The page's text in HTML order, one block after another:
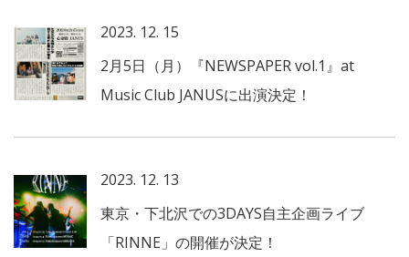
2023. 12. 15
2月5日（月）『NEWSPAPER vol.1』at
Music Club JANUSに出演決定！
2023. 12. 13
東京・下北沢での3DAYS自主企画ライブ
「RINNE」の開催が決定！